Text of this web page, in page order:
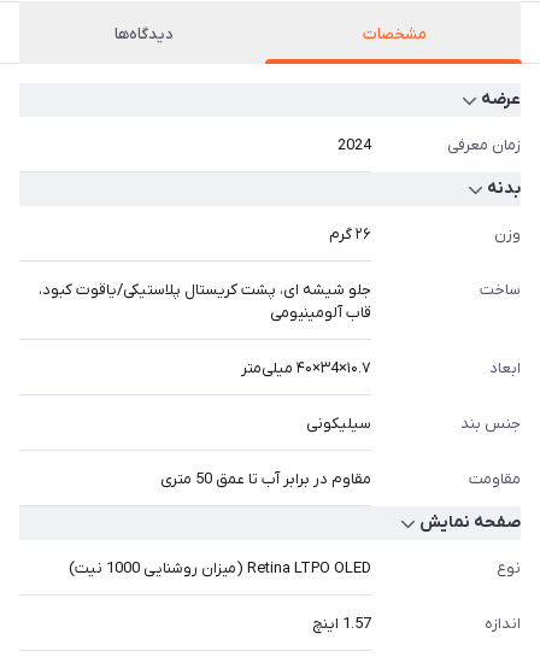
مشخصات دیدگاه‌ها
عرضه
زمان معرفی 2024
بدنه
وزن ۲۶ گرم
ساخت
جلو شیشه ای، پشت کریستال پلاستیکی/یاقوت کبود،
قاب آلومینیومی
ابعاد ۱۰.۷×۳4×۴۰ میلی‌متر
جنس بند سیلیکونی
مقاومت مقاوم در برابر آب تا عمق 50 متری
صفحه نمایش
نوع Retina LTPO OLED (میزان روشنایی 1000 نیت)
اندازه 1.57 اینچ